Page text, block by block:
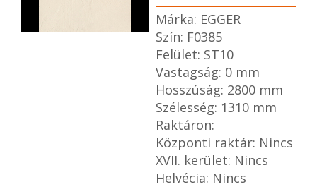
Márka: EGGER
Szín: F0385
Felület: ST10
Vastagság: 0 mm
Hosszúság: 2800 mm
Szélesség: 1310 mm
Raktáron:
Központi raktár: Nincs
XVII. kerület: Nincs
Helvécia: Nincs